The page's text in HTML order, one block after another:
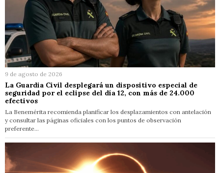
9 de agosto de 2026
La Guardia Civil desplegará un dispositivo especial de
seguridad por el eclipse del día 12, con más de 24.000
efectivos
La Benemérita recomienda planificar los desplazamientos con antelación
y consultar las páginas oficiales con los puntos de observación
preferente…